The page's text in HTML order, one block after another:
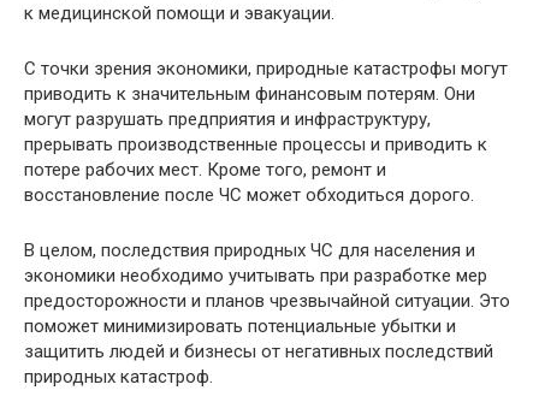
к медицинской помощи и эвакуации.
С точки зрения экономики, природные катастрофы могут
приводить к значительным финансовым потерям. Они
могут разрушать предприятия и инфраструктуру,
прерывать производственные процессы и приводить к
потере рабочих мест. Кроме того, ремонт и
восстановление после ЧС может обходиться дорого.
В целом, последствия природных ЧС для населения и
экономики необходимо учитывать при разработке мер
предосторожности и планов чрезвычайной ситуации. Это
поможет минимизировать потенциальные убытки и
защитить людей и бизнесы от негативных последствий
природных катастроф.